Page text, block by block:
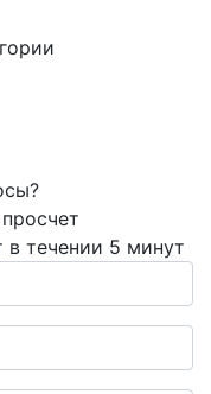
течении 5 минут